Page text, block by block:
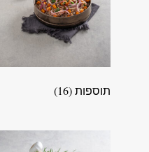
תוספות(16)